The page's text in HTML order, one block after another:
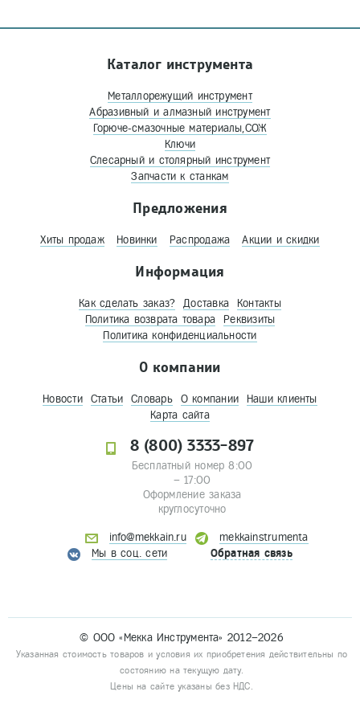
Каталог инструмента
Металлорежущий инструмент
Абразивный и алмазный инструмент
Горюче-смазочные материалы,СОЖ
Ключи
Слесарный и столярный инструмент
Запчасти к станкам
Предложения
Хиты продаж Новинки Распродажа Акции и скидки
Информация
Как сделать заказ? Доставка
Контакты
Политика возврата товара
Реквизиты
Политика конфиденциальности
О компании
Новости Статьи Словарь О компании
Наши клиенты
Карта сайта
8 (800) 3333-897
Бесплатный номер 8:00
– 17:00
Оформление заказа
круглосуточно
info@mekkain.ru
mekkainstrumenta
Мы в соц. сети
Обратная связь
© ООО «Мекка Инструмента» 2012–2026
Указанная стоимость товаров и условия их приобретения действительны по
состоянию на текущую дату.
Цены на сайте указаны без НДС.